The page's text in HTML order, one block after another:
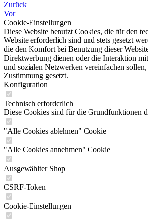
Zurück
Vor
Cookie-Einstellungen
Diese Website benutzt Cookies, die für den
Website erforderlich sind und stets gesetzt
die den Komfort bei Benutzung dieser
Direktwerbung dienen oder die Interaktion
und sozialen Netzwerken vereinfachen
Zustimmung gesetzt.
Konfiguration
Technisch erforderlich
Diese Cookies sind für die Grundfunktionen
"Alle Cookies ablehnen" Cookie
"Alle Cookies annehmen" Cookie
Ausgewählter Shop
CSRF-Token
Cookie-Einstellungen